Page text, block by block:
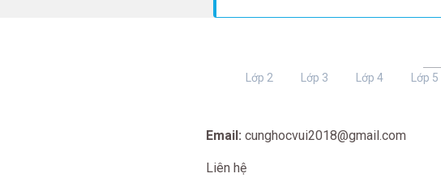
Lớp 2 Lớp 3 Lớp 4 Lớp 5
Email: cunghocvui2018@gmail.com
Liên hệ